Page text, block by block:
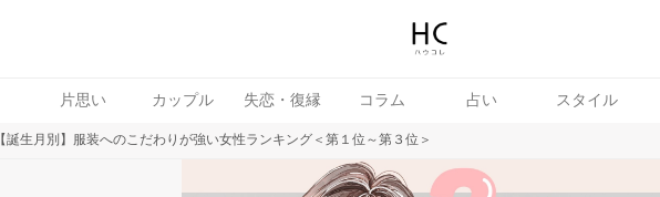
片思い カップル 失恋・復縁 コラム 占い スタイル
【誕生月別】服装へのこだわりが強い女性ランキング＜第１位～第３位＞